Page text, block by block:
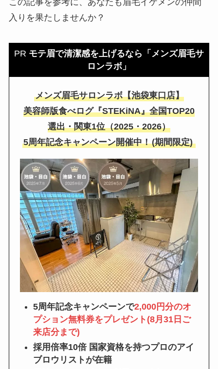
この記事を参考に、あなたも眉毛イケメンの仲間
入りを果たしませんか？
PR モテ眉で清潔感を上げるなら「メンズ眉毛サ
ロンラボ」
メンズ眉毛サロンラボ【池袋東口店】
美容師版食べログ『STEKiNA』全国TOP20
選出・関東1位（2025・2026）
5周年記念キャンペーン開催中！(期間限定)
5周年記念キャンペーンで2,000円分のオ
プション無料券をプレゼント(8月31日ご
来店分まで)
採用倍率10倍 国家資格を持つプロのアイ
ブロウリストが在籍